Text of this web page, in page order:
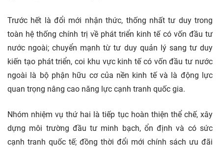
Trước hết là đổi mới nhận thức, thống nhất tư duy trong
toàn hệ thống chính trị về phát triển kinh tế có vốn đầu tư
nước ngoài; chuyển mạnh từ tư duy quản lý sang tư duy
kiến tạo phát triển, coi khu vực kinh tế có vốn đầu tư nước
ngoài là bộ phận hữu cơ của nền kinh tế và là động lực
quan trọng nâng cao năng lực cạnh tranh quốc gia.
Nhóm nhiệm vụ thứ hai là tiếp tục hoàn thiện thể chế, xây
dựng môi trường đầu tư minh bạch, ổn định và có sức
cạnh tranh quốc tế; đồng thời đổi mới chính sách ưu đãi